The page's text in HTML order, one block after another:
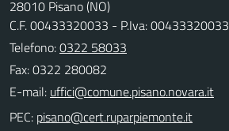
28010 Pisano (NO)
C.F. 00433320033 - P.Iva: 00433320033
Telefono:0322 58033
Fax: 0322 280082
E-mail:
PEC: